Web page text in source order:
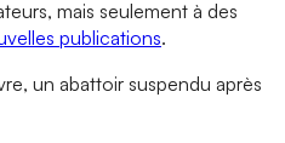
mais seulement à des
publications.
un abattoir suspendu après